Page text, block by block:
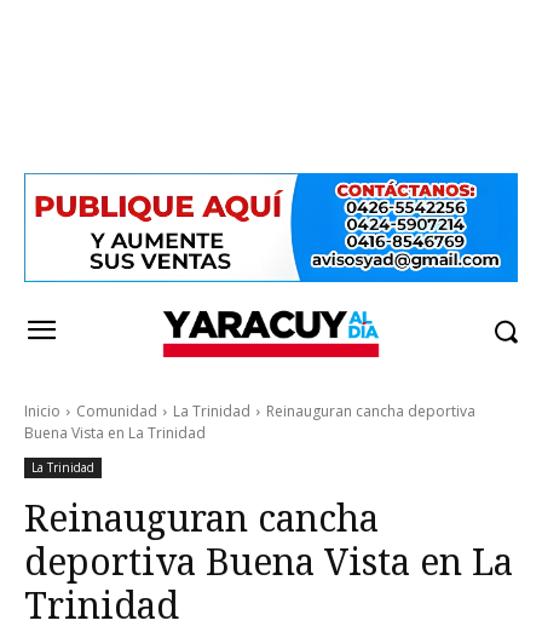
Inicio Comunidad La Trinidad
Reinauguran cancha deportiva
Buena Vista en La Trinidad
La Trinidad
Reinauguran cancha
deportiva Buena Vista en La
Trinidad